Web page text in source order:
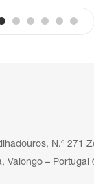
N.º 271
Valongo – Portugal